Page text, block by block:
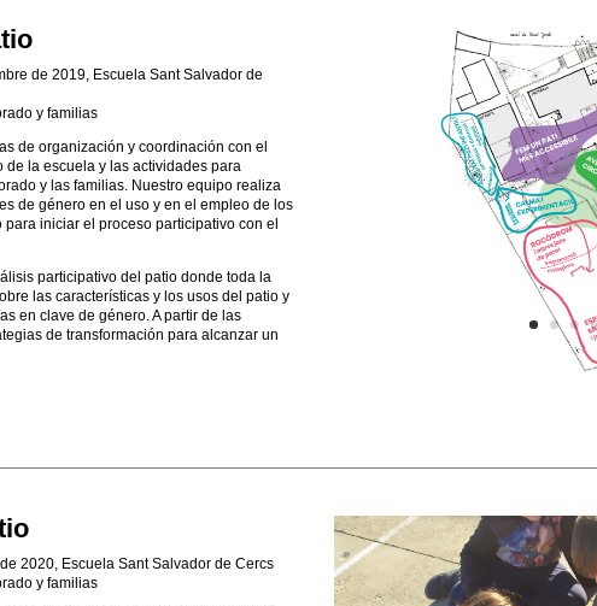
de 2019, Escuela Sant Salvador de
y familias
de organización y coordinación con el
la escuela y las actividades para
y las familias. Nuestro equipo realiza
de género en el uso y en el empleo de los
iniciar el proceso participativo con el
participativo del patio donde toda la
las características y los usos del patio y
en clave de género. A partir de las
de transformación para alcanzar un
2020, Escuela Sant Salvador de Cercs
y familias